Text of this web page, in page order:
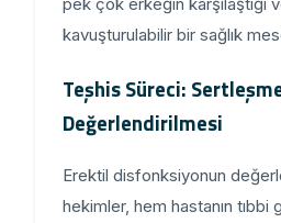
kavuşturulabilir bir sağlık
Teşhis Süreci:
Değerlendirilmesi
Erektil disfonksiyonun
hekimler, hem hastanın